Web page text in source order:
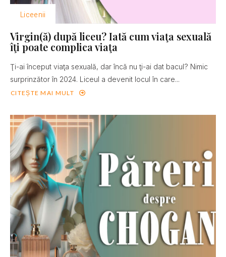
Liceenii
Virgin(ă) după liceu? Iată cum viaţa sexuală
îţi poate complica viaţa
Ţi-ai început viaţa sexuală, dar încă nu ţi-ai dat bacul? Nimic
surprinzător în 2024. Liceul a devenit locul în care...
CITEȘTE MAI MULT